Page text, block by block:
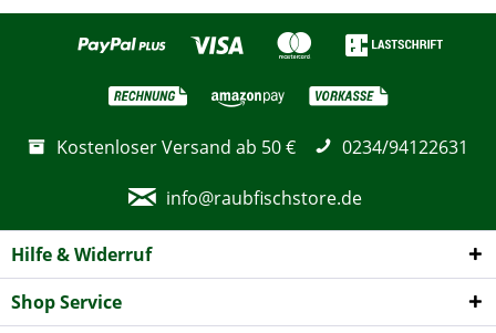
Kostenloser Versand ab 50 € 0234/94122631
info@raubfischstore.de
Hilfe & Widerruf
Shop Service